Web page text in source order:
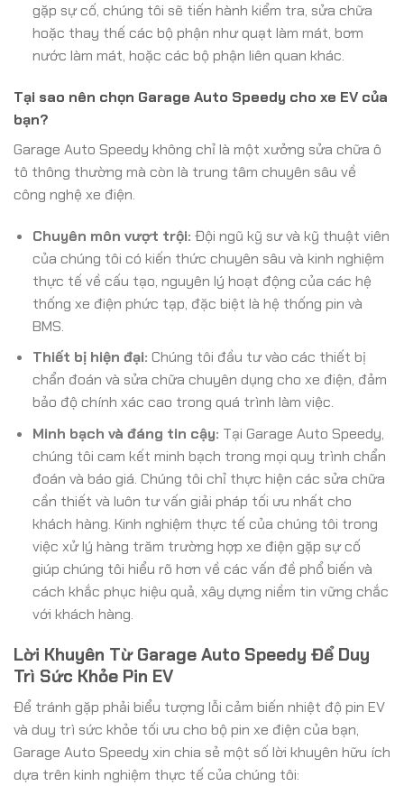
gặp sự cố, chúng tôi sẽ tiến hành kiểm tra, sửa chữa
hoặc thay thế các bộ phận như quạt làm mát, bơm
nước làm mát, hoặc các bộ phận liên quan khác.
Tại sao nên chọn Garage Auto Speedy cho xe EV của
bạn?
Garage Auto Speedy không chỉ là một xưởng sửa chữa ô
tô thông thường mà còn là trung tâm chuyên sâu về
công nghệ xe điện.
Chuyên môn vượt trội: Đội ngũ kỹ sư và kỹ thuật viên
của chúng tôi có kiến thức chuyên sâu và kinh nghiệm
thực tế về cấu tạo, nguyên lý hoạt động của các hệ
thống xe điện phức tạp, đặc biệt là hệ thống pin và
BMS.
Thiết bị hiện đại: Chúng tôi đầu tư vào các thiết bị
chẩn đoán và sửa chữa chuyên dụng cho xe điện, đảm
bảo độ chính xác cao trong quá trình làm việc.
Minh bạch và đáng tin cậy: Tại Garage Auto Speedy,
chúng tôi cam kết minh bạch trong mọi quy trình chẩn
đoán và báo giá. Chúng tôi chỉ thực hiện các sửa chữa
cần thiết và luôn tư vấn giải pháp tối ưu nhất cho
khách hàng. Kinh nghiệm thực tế của chúng tôi trong
việc xử lý hàng trăm trường hợp xe điện gặp sự cố
giúp chúng tôi hiểu rõ hơn về các vấn đề phổ biến và
cách khắc phục hiệu quả, xây dựng niềm tin vững chắc
với khách hàng.
Lời Khuyên Từ Garage Auto Speedy Để Duy
Trì Sức Khỏe Pin EV
Để tránh gặp phải biểu tượng lỗi cảm biến nhiệt độ pin EV
và duy trì sức khỏe tối ưu cho bộ pin xe điện của bạn,
Garage Auto Speedy xin chia sẻ một số lời khuyên hữu ích
dựa trên kinh nghiệm thực tế của chúng tôi: